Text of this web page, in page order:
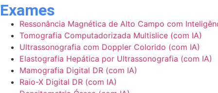
Exames
Ressonância Magnética de Alto Campo com
Tomografia Computadorizada Multislice (com IA)
Ultrassonografia com Doppler Colorido (com IA)
Elastografia Hepática por Ultrassonografia (com IA)
Mamografia Digital DR (com IA)
Raio-X Digital DR (com IA)